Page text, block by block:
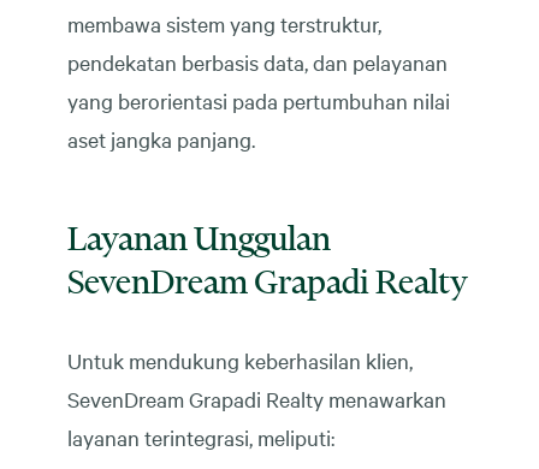
membawa sistem yang terstruktur,
pendekatan berbasis data, dan pelayanan
yang berorientasi pada pertumbuhan nilai
aset jangka panjang.
Layanan Unggulan
SevenDream Grapadi Realty
Untuk mendukung keberhasilan klien,
SevenDream Grapadi Realty menawarkan
layanan terintegrasi, meliputi: